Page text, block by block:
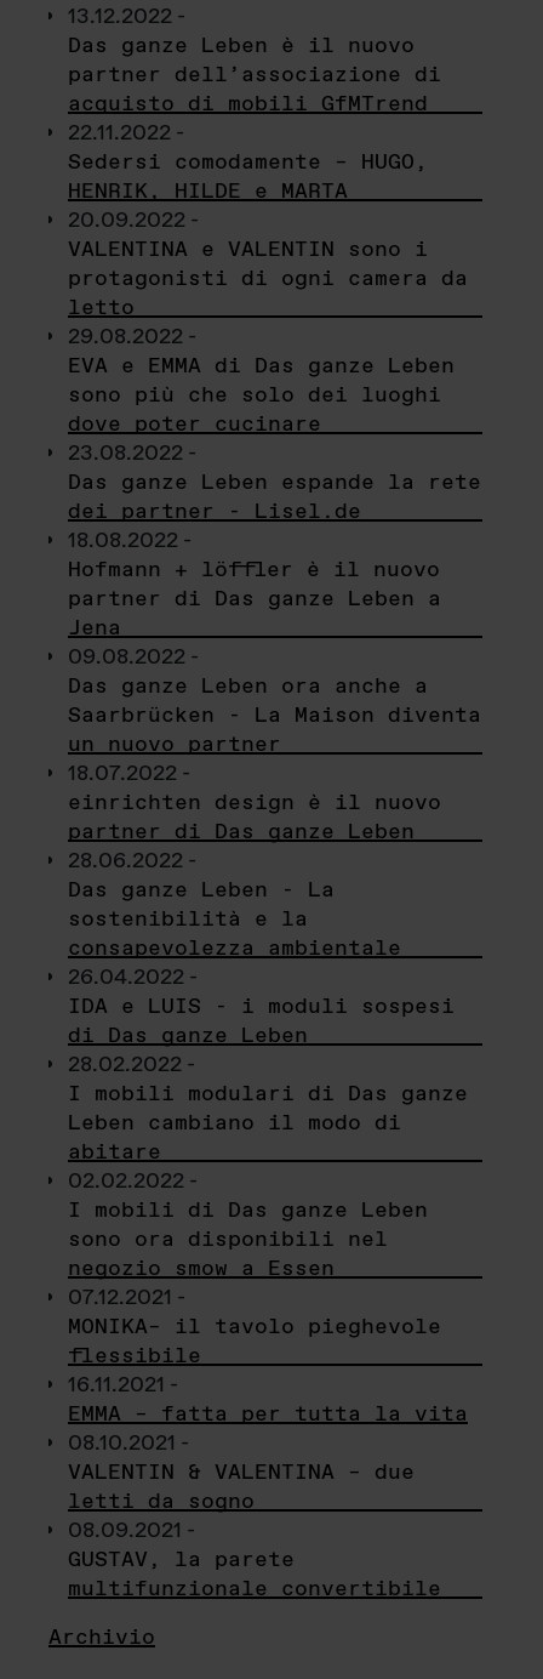
13.12.2022 -
Das ganze Leben è il nuovo
partner dell’associazione di
acquisto di mobili GfMTrend
22.11.2022 -
Sedersi comodamente – HUGO,
HENRIK, HILDE e MARTA
20.09.2022 -
VALENTINA e VALENTIN sono i
protagonisti di ogni camera da
letto
29.08.2022 -
EVA e EMMA di Das ganze Leben
sono più che solo dei luoghi
dove poter cucinare
23.08.2022 -
Das ganze Leben espande la rete
dei partner - Lisel.de
18.08.2022 -
Hofmann + löffler è il nuovo
partner di Das ganze Leben a
Jena
09.08.2022 -
Das ganze Leben ora anche a
Saarbrücken - La Maison diventa
un nuovo partner
18.07.2022 -
einrichten design è il nuovo
partner di Das ganze Leben
28.06.2022 -
Das ganze Leben - La
sostenibilità e la
consapevolezza ambientale
26.04.2022 -
IDA e LUIS - i moduli sospesi
di Das ganze Leben
28.02.2022 -
I mobili modulari di Das ganze
Leben cambiano il modo di
abitare
02.02.2022 -
I mobili di Das ganze Leben
sono ora disponibili nel
negozio smow a Essen
07.12.2021 -
MONIKA– il tavolo pieghevole
flessibile
16.11.2021 -
EMMA – fatta per tutta la vita
08.10.2021 -
VALENTIN & VALENTINA – due
letti da sogno
08.09.2021 -
GUSTAV, la parete
multifunzionale convertibile
Archivio